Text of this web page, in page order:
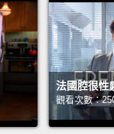
法國腔很
觀看次數：